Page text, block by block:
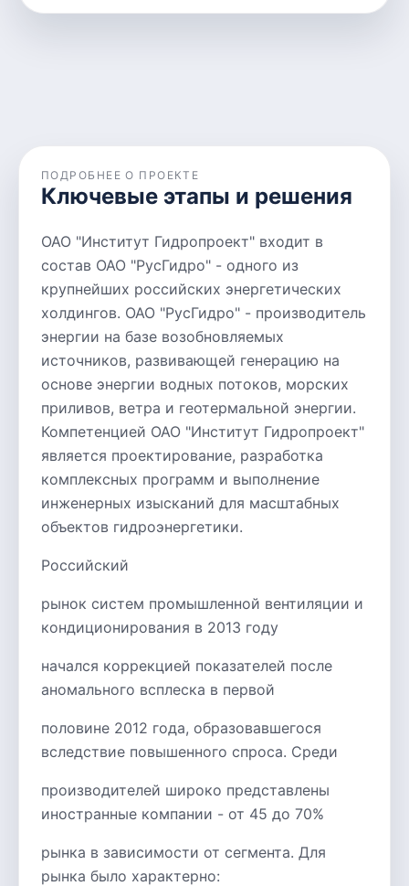
ПОДРОБНЕЕ О ПРОЕКТЕ
Ключевые этапы и решения
ОАО "Институт Гидропроект" входит в
состав ОАО "РусГидро" - одного из
крупнейших российских энергетических
холдингов. ОАО "РусГидро" - производитель
энергии на базе возобновляемых
источников, развивающей генерацию на
основе энергии водных потоков, морских
приливов, ветра и геотермальной энергии.
Компетенцией ОАО "Институт Гидропроект"
является проектирование, разработка
комплексных программ и выполнение
инженерных изысканий для масштабных
объектов гидроэнергетики.
Российский
рынок систем промышленной вентиляции и
кондиционирования в 2013 году
начался коррекцией показателей после
аномального всплеска в первой
половине 2012 года, образовавшегося
вследствие повышенного спроса. Среди
производителей широко представлены
иностранные компании - от 45 до 70%
рынка в зависимости от сегмента. Для
рынка было характерно: